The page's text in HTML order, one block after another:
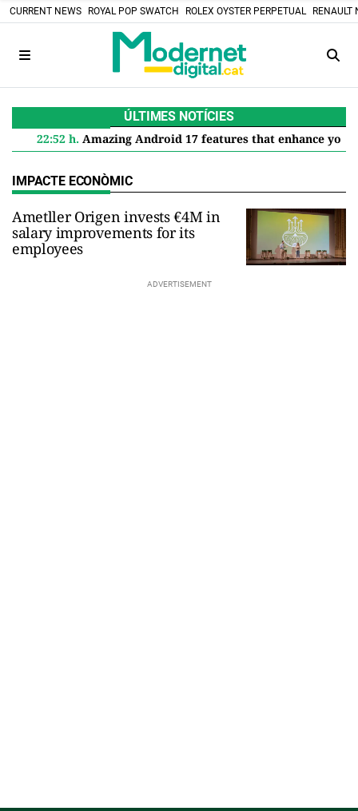
CURRENT NEWS ROYAL POP SWATCH ROLEX OYSTER PERPETUAL RENAULT
ÚLTIMES NOTÍCIES
22:52 h.Amazing Android 17 features that enhance your Google Pixel
IMPACTE ECONÒMIC
Ametller Origen invests €4M in
salary improvements for its
employees